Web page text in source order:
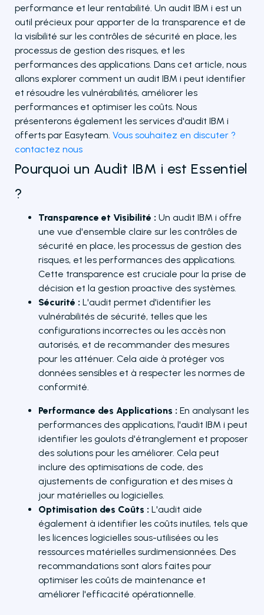
performance et leur rentabilité. Un audit IBM i est un
outil précieux pour apporter de la transparence et de
la visibilité sur les contrôles de sécurité en place, les
processus de gestion des risques, et les
performances des applications. Dans cet article, nous
allons explorer comment un audit IBM i peut identifier
et résoudre les vulnérabilités, améliorer les
performances et optimiser les coûts. Nous
présenterons également les services d'audit IBM i
offerts par Easyteam. Vous souhaitez en discuter ?
contactez nous
Pourquoi un Audit IBM i est Essentiel
?
Transparence et Visibilité : Un audit IBM i offre
une vue d'ensemble claire sur les contrôles de
sécurité en place, les processus de gestion des
risques, et les performances des applications.
Cette transparence est cruciale pour la prise de
décision et la gestion proactive des systèmes.
Sécurité : L'audit permet d'identifier les
vulnérabilités de sécurité, telles que les
configurations incorrectes ou les accès non
autorisés, et de recommander des mesures
pour les atténuer. Cela aide à protéger vos
données sensibles et à respecter les normes de
conformité.
Performance des Applications : En analysant les
performances des applications, l'audit IBM i peut
identifier les goulots d'étranglement et proposer
des solutions pour les améliorer. Cela peut
inclure des optimisations de code, des
ajustements de configuration et des mises à
jour matérielles ou logicielles.
Optimisation des Coûts : L'audit aide
également à identifier les coûts inutiles, tels que
les licences logicielles sous-utilisées ou les
ressources matérielles surdimensionnées. Des
recommandations sont alors faites pour
optimiser les coûts de maintenance et
améliorer l'efficacité opérationnelle.